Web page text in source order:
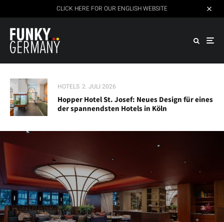
CLICK HERE FOR OUR ENGLISH WEBSITE
HOTELS 2. JULI 2026
Hopper Hotel St. Josef: Neues Design für eines
der spannendsten Hotels in Köln